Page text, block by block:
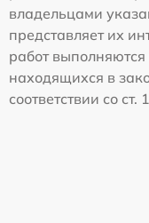
владельцами
представляет их
работ выполняются
находящихся в
соответствии со